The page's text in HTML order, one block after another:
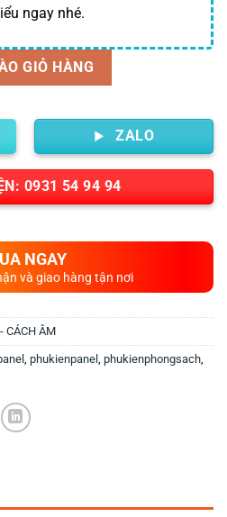
ngay nhé.
GIỎ HÀNG
ZALO
0931 54 94 94
NGAY
và giao hàng tận nơi
CÁCH ÂM
, phukienpanel , phukienphongsach,